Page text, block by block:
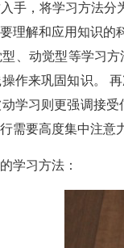
手，将学习方法
理解和应用知识
、动觉型等学习
作来巩固知识。
学习则更强调接
需要高度集中注
学习方法：